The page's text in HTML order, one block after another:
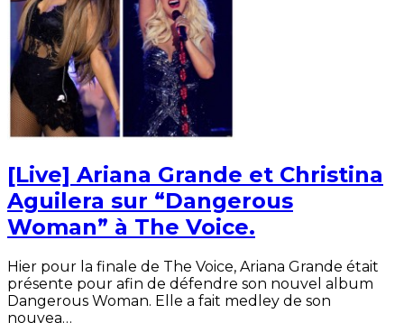
[Live] Ariana Grande et Christina
Aguilera sur “Dangerous
Woman” à The Voice.
Hier pour la finale de The Voice, Ariana Grande était
présente pour afin de défendre son nouvel album
Dangerous Woman. Elle a fait medley de son
nouvea…